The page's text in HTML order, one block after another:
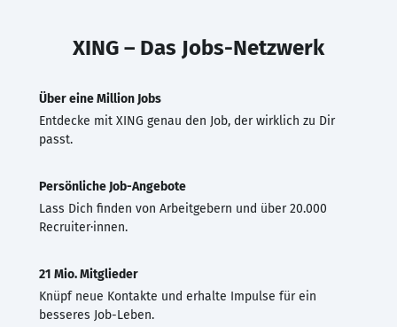
XING – Das Jobs-Netzwerk
Über eine Million Jobs
Entdecke mit XING genau den Job, der wirklich zu Dir
passt.
Persönliche Job-Angebote
Lass Dich finden von Arbeitgebern und über 20.000
Recruiter·innen.
21 Mio. Mitglieder
Knüpf neue Kontakte und erhalte Impulse für ein
besseres Job-Leben.